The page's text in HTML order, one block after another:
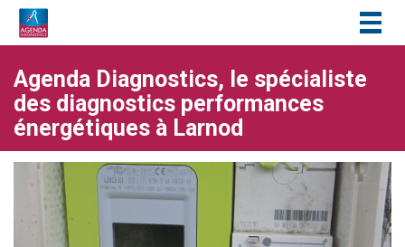
Agenda Diagnostics, le spécialiste
des diagnostics performances
énergétiques à Larnod